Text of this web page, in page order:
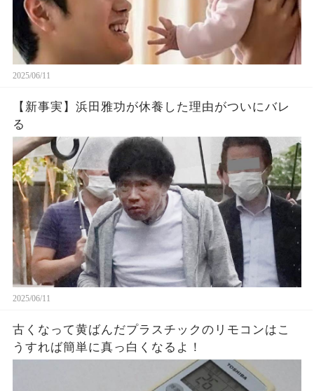
2025/06/11
【新事実】浜田雅功が休養した理由がついにバレ
る
2025/06/11
古くなって黄ばんだプラスチックのリモコンはこ
うすれば簡単に真っ白くなるよ！